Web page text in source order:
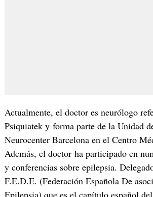
Actualmente, el doctor es neurólogo
Psiquiatek y forma parte de la Unidad
Neurocenter Barcelona en el Centro
Además, el doctor ha participado en
y conferencias sobre epilepsia.
F.E.D.E. (Federación Española De